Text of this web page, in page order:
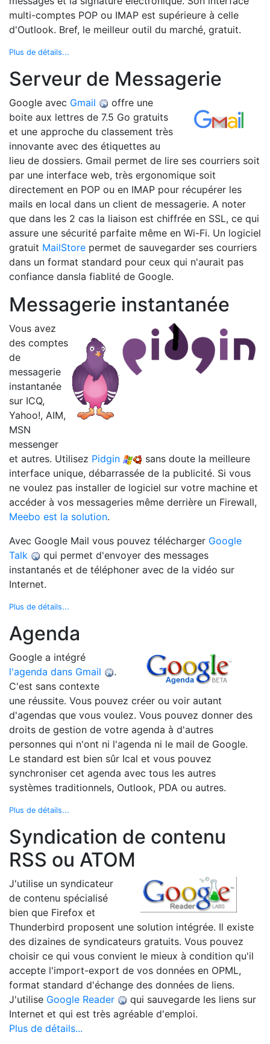
multi-comptes POP ou IMAP est supérieure à celle
d'Outlook. Bref, le meilleur outil du marché, gratuit.
Plus de détails...
Serveur de Messagerie
Google avec Gmail
offre une
boite aux lettres de 7.5 Go gratuits
et une approche du classement très
innovante avec des étiquettes au
lieu de dossiers. Gmail permet de lire ses courriers soit
par une interface web, très ergonomique soit
directement en POP ou en IMAP pour récupérer les
mails en local dans un client de messagerie. A noter
que dans les 2 cas la liaison est chiffrée en SSL, ce qui
assure une sécurité parfaite même en Wi-Fi. Un logiciel
gratuit MailStore permet de sauvegarder ses courriers
dans un format standard pour ceux qui n'aurait pas
confiance dansla fiablité de Google.
Messagerie instantanée
Vous avez
des comptes
de
messagerie
instantanée
sur ICQ,
Yahoo!, AIM,
MSN
messenger
et autres. Utilisez Pidgin
sans doute la meilleure
interface unique, débarrassée de la publicité. Si vous
ne voulez pas installer de logiciel sur votre machine et
accéder à vos messageries même derrière un Firewall,
Meebo est la solution.
Avec Google Mail vous pouvez télécharger Google
Talk
qui permet d'envoyer des messages
instantanés et de téléphoner avec de la vidéo sur
Internet.
Plus de détails...
Agenda
Google a intégré
l'agenda dans Gmail
.
C'est sans contexte
une réussite. Vous pouvez créer ou voir autant
d'agendas que vous voulez. Vous pouvez donner des
droits de gestion de votre agenda à d'autres
personnes qui n'ont ni l'agenda ni le mail de Google.
Le standard est bien sûr Ical et vous pouvez
synchroniser cet agenda avec tous les autres
systèmes traditionnels, Outlook, PDA ou autres.
Plus de détails...
Syndication de contenu
RSS ou ATOM
J'utilise un syndicateur
de contenu spécialisé
bien que Firefox et
Thunderbird proposent une solution intégrée. Il existe
des dizaines de syndicateurs gratuits. Vous pouvez
choisir ce qui vous convient le mieux à condition qu'il
accepte l'import-export de vos données en OPML,
format standard d'échange des données de liens.
J'utilise Google Reader
qui sauvegarde les liens sur
Internet et qui est très agréable d'emploi.
Plus de détails...